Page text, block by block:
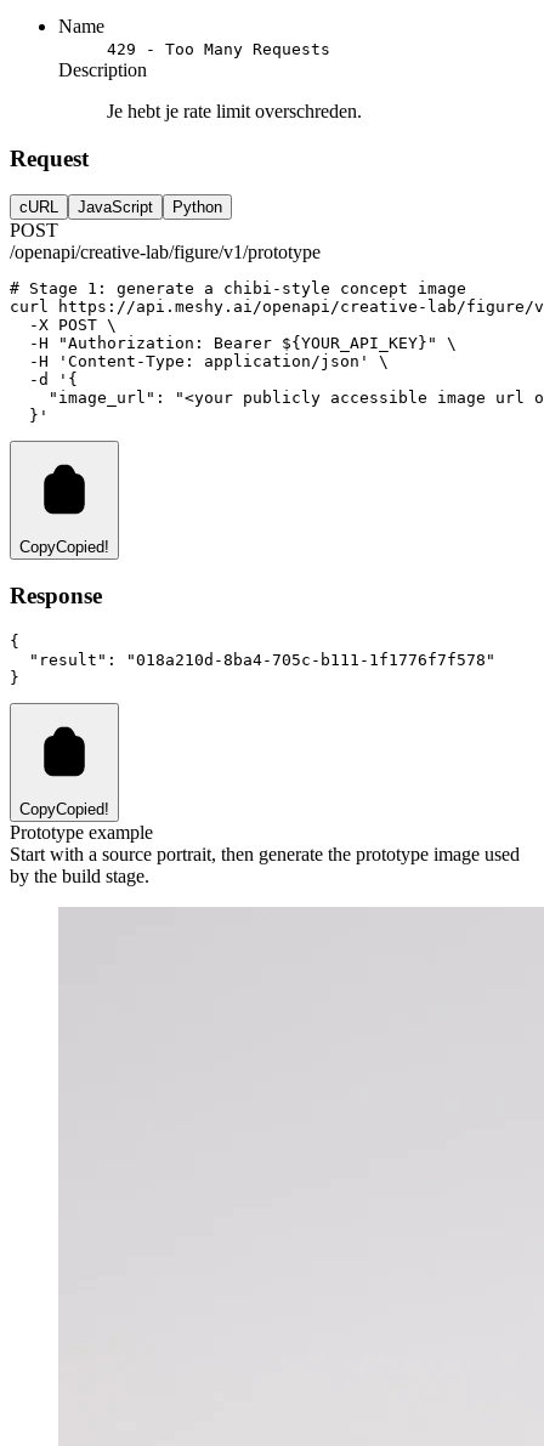
Name
429 - Too Many Requests
Description
Je hebt je rate limit overschreden.
Request
cURL JavaScript Python
POST
/openapi/creative-lab/figure/v1/prototype
# Stage 1: generate a chibi-style concept image
curl
https://api.meshy.ai/openapi/creative-lab/figure/
-X POST \
-H
"Authorization: Bearer ${YOUR_API_KEY}"
\
-H
'Content-Type: application/json'
\
-d
'{
"image_url": "<your publicly accessible image url
  }'
CopyCopied!
Response
{
"result" :
"018a210d-8ba4-705c-b111-1f1776f7f578"
}
CopyCopied!
Prototype example
Start with a source portrait, then generate the prototype image used
by the build stage.